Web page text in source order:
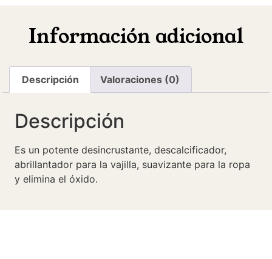
Información adicional
Descripción Valoraciones (0)
Descripción
Es un potente desincrustante, descalcificador,
abrillantador para la vajilla, suavizante para la ropa
y elimina el óxido.